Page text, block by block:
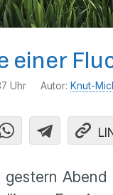
einer
Uhr Autor: Knut-